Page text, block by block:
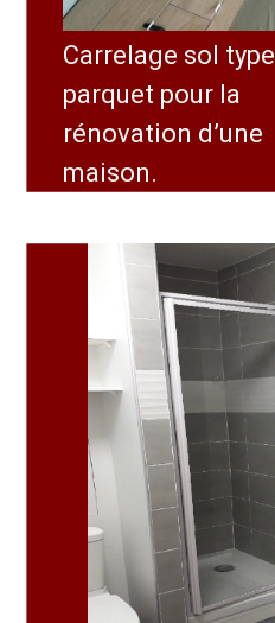
Carrelage sol type
parquet pour la
rénovation d’une
maison.